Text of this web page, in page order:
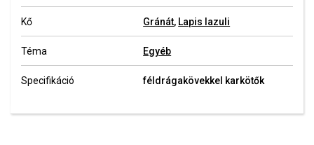
Kő Gránát, Lapis lazuli
Téma Egyéb
Specifikáció féldrágakövekkel karkötők